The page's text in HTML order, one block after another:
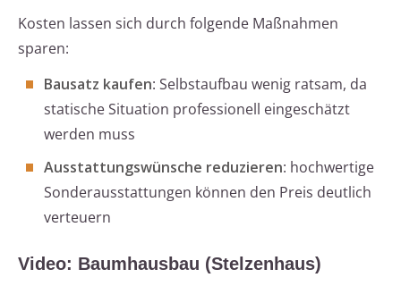
Kosten lassen sich durch folgende Maßnahmen
sparen:
Bausatz kaufen: Selbstaufbau wenig ratsam, da
statische Situation professionell eingeschätzt
werden muss
Ausstattungswünsche reduzieren: hochwertige
Sonderausstattungen können den Preis deutlich
verteuern
Video: Baumhausbau (Stelzenhaus)